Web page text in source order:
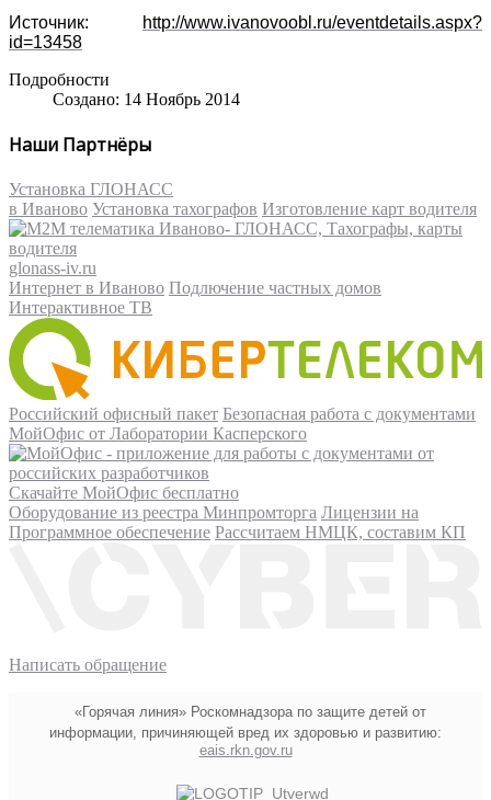
Источник:
http://www.ivanovoobl.ru/eventdetails.aspx?
id=13458
Подробности
Создано: 14 Ноябрь 2014
Наши Партнёры
Установка ГЛОНАСС
в Иваново Установка тахографов Изготовление карт водителя
glonass-iv.ru
Интернет в Иваново Подлючение частных домов
Интерактивное ТВ
Российский офисный пакет Безопасная работа с документами
МойОфис от Лаборатории Касперского
Скачайте МойОфис бесплатно
Оборудование из реестра Минпромторга Лицензии на
Программное обеспечение Рассчитаем НМЦК, составим КП
Написать обращение
«Горячая линия» Роскомнадзора по защите детей от
информации, причиняющей вред их здоровью и развитию:
eais.rkn.gov.ru